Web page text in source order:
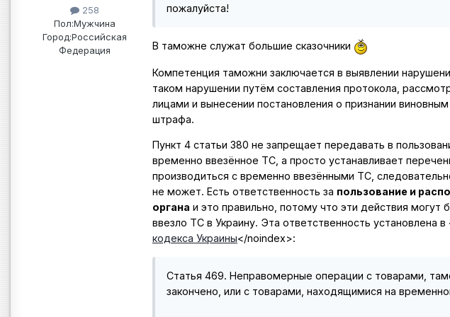
258
Пол:Мужчина
Город:Российская
Федерация
пожалуйста!
В таможне служат большие сказочники
Компетенция таможни заключается в выявлении
таком нарушении путём составления протокола,
лицами и вынесении постановления о признании
штрафа.
Пункт 4 статьи 380 не запрещает передавать в
временно ввезённое ТС, а просто устанавливает
производиться с временно ввезёнными ТС,
не может. Есть ответственность за пользование и
органа и это правильно, потому что эти действия
ввезло ТС в Украину. Эта ответственность установлена в
кодекса Украины</noindex>:
Статья 469. Неправомерные операции с товарами,
закончено, или с товарами, находящимися на